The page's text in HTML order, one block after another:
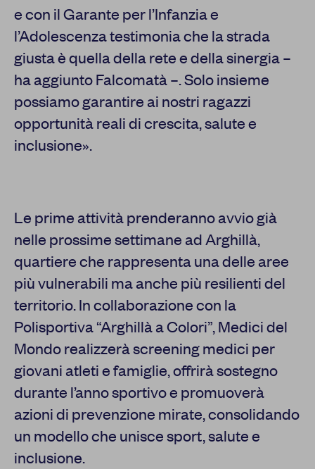
e con il Garante per l’Infanzia e
l’Adolescenza testimonia che la strada
giusta è quella della rete e della sinergia –
ha aggiunto Falcomatà –. Solo insieme
possiamo garantire ai nostri ragazzi
opportunità reali di crescita, salute e
inclusione».
Le prime attività prenderanno avvio già
nelle prossime settimane ad Arghillà,
quartiere che rappresenta una delle aree
più vulnerabili ma anche più resilienti del
territorio. In collaborazione con la
Polisportiva “Arghillà a Colori”, Medici del
Mondo realizzerà screening medici per
giovani atleti e famiglie, offrirà sostegno
durante l’anno sportivo e promuoverà
azioni di prevenzione mirate, consolidando
un modello che unisce sport, salute e
inclusione.